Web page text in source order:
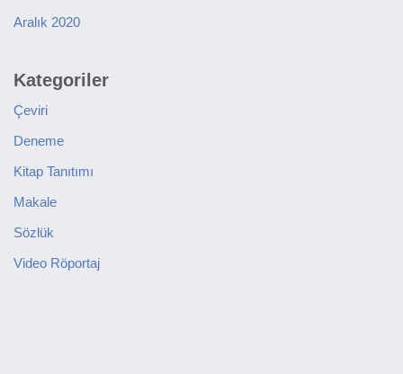
Aralık 2020
Kategoriler
Çeviri
Deneme
Kitap Tanıtımı
Makale
Sözlük
Video Röportaj